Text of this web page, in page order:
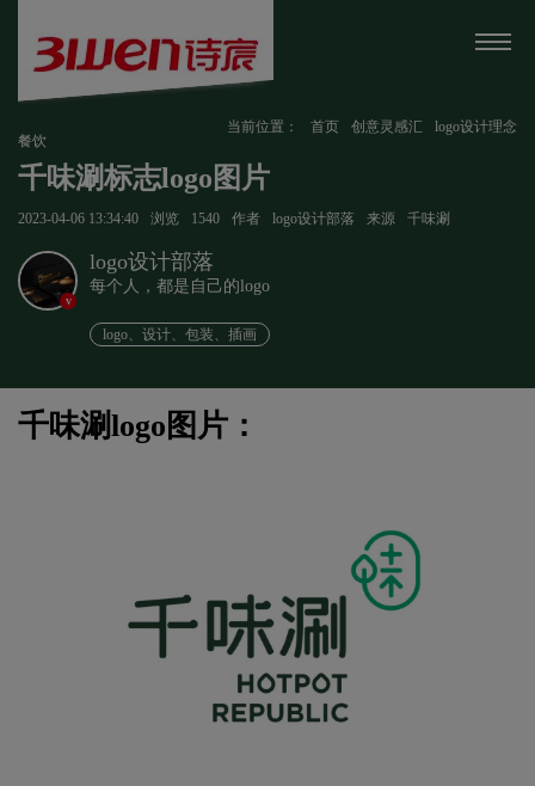
当前位置： 首页 创意灵感汇
logo设计理念
餐饮
千味涮标志logo图片
2023-04-06 13:34:40 浏览 1540 作者 logo设计部落 来源 千味涮
v
logo设计部落
每个人，都是自己的logo
logo、设计、包装、插画
千味涮logo图片：